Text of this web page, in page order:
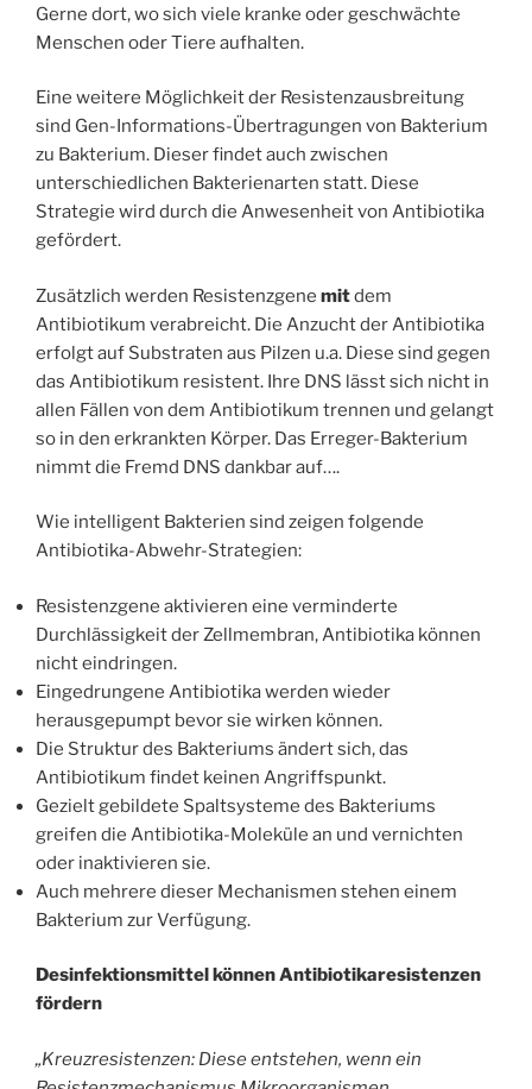
Gerne dort, wo sich viele kranke oder geschwächte
Menschen oder Tiere aufhalten.
Eine weitere Möglichkeit der Resistenzausbreitung
sind Gen-Informations-Übertragungen von Bakterium
zu Bakterium. Dieser findet auch zwischen
unterschiedlichen Bakterienarten statt. Diese
Strategie wird durch die Anwesenheit von Antibiotika
gefördert.
Zusätzlich werden Resistenzgene mitdem
Antibiotikum verabreicht. Die Anzucht der Antibiotika
erfolgt auf Substraten aus Pilzen u.a. Diese sind gegen
das Antibiotikum resistent. Ihre DNS lässt sich nicht in
allen Fällen von dem Antibiotikum trennen und gelangt
so in den erkrankten Körper. Das Erreger-Bakterium
nimmt die Fremd DNS dankbar auf….
Wie intelligent Bakterien sind zeigen folgende
Antibiotika-Abwehr-Strategien:
Resistenzgene aktivieren eine verminderte
Durchlässigkeit der Zellmembran, Antibiotika können
nicht eindringen.
Eingedrungene Antibiotika werden wieder
herausgepumpt bevor sie wirken können.
Die Struktur des Bakteriums ändert sich, das
Antibiotikum findet keinen Angriffspunkt.
Gezielt gebildete Spaltsysteme des Bakteriums
greifen die Antibiotika-Moleküle an und vernichten
oder inaktivieren sie.
Auch mehrere dieser Mechanismen stehen einem
Bakterium zur Verfügung.
Desinfektionsmittel können Antibiotikaresistenzen
fördern
„Kreuzresistenzen: Diese entstehen, wenn ein